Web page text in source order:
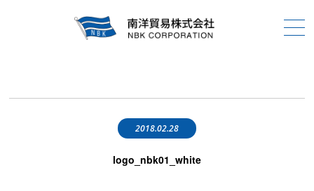
2018.02.28
logo_nbk01_white